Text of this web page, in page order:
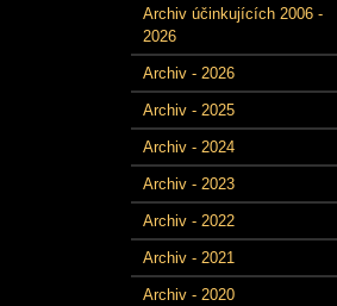
Archiv účinkujících 2006 -
2026
Archiv - 2026
Archiv - 2025
Archiv - 2024
Archiv - 2023
Archiv - 2022
Archiv - 2021
Archiv - 2020